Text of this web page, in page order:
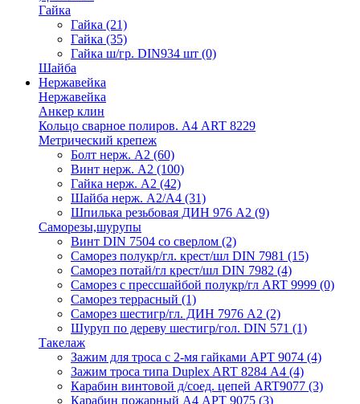
Гайка
Гайка (21)
Гайка (35)
Гайка ш/гр. DIN934 шт (0)
Шайба
Нержавейка
Нержавейка
Анкер клин
Кольцо сварное полиров. А4 ART 8229
Метрический крепеж
Болт нерж. А2 (60)
Винт нерж. А2 (100)
Гайка нерж. А2 (42)
Шайба нерж. А2/А4 (31)
Шпилька резьбовая ДИН 976 А2 (9)
Саморезы,шурупы
Винт DIN 7504 со сверлом (2)
Саморез полукр/гл. крест/шл DIN 7981 (15)
Саморез потай/гл крест/шл DIN 7982 (4)
Саморез с прессшайбой полукр/гл ART 9999 (0)
Саморез террасный (1)
Саморез шестигр/гл. ДИН 7976 А2 (2)
Шуруп по дереву шестигр/гол. DIN 571 (1)
Такелаж
Зажим для троса с 2-мя гайками АРТ 9074 (4)
Зажим троса типа Duplex ART 8284 А4 (4)
Карабин винтовой д/соед. цепей ART9077 (3)
Карабин пожарный А4 АРТ 9075 (3)